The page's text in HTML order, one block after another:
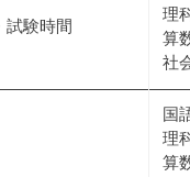
試験時間
理
算
社
国
理
算